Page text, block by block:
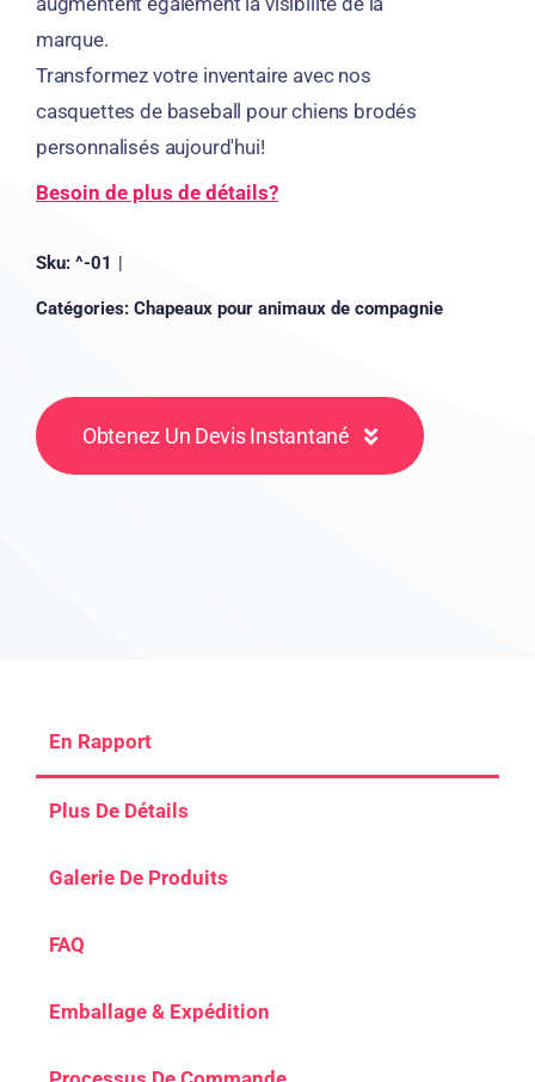
marque.
Transformez votre inventaire avec nos
casquettes de baseball pour chiens brodés
personnalisés aujourd'hui!
Besoin de plus de détails?
Sku: ^-01 |
Catégories: Chapeaux pour animaux de compagnie
Obtenez Un Devis Instantané
En Rapport
Plus De Détails
Galerie De Produits
FAQ
Emballage & Expédition